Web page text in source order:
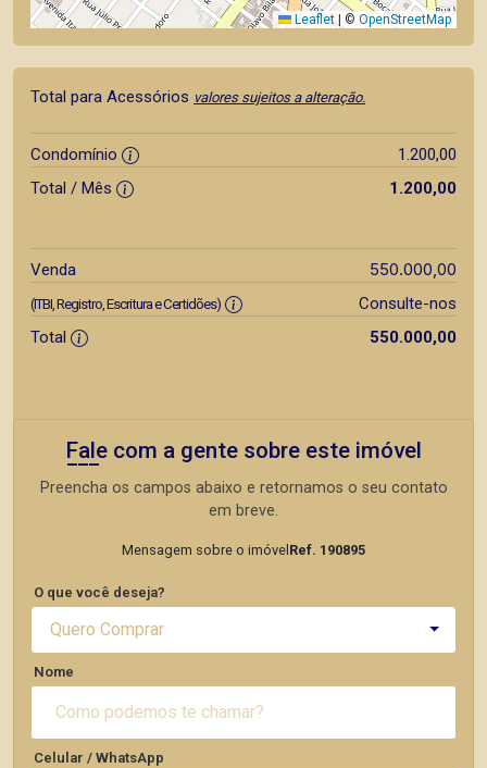
Leaflet ©OpenStreetMap
Total para Acessórios valores sujeitos a alteração.
Condomínio
1.200,00
Total / Mês
1.200,00
Venda 550.000,00
(ITBI, Registro, Escritura e Certidões)
Consulte-nos
Total
550.000,00
Fale com a gente sobre este imóvel
Preencha os campos abaixo e retornamos o seu contato
em breve.
Mensagem sobre o imóvel Ref. 190895
O que você deseja?
Quero Comprar
Nome
Celular / WhatsApp